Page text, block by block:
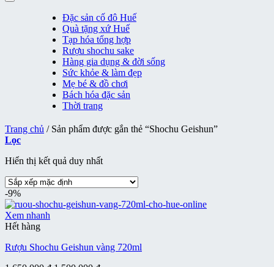
Đặc sản cố đô Huế
Quà tặng xứ Huế
Tạp hóa tổng hợp
Rượu shochu sake
Hàng gia dụng & đời sống
Sức khỏe & làm đẹp
Mẹ bé & đồ chơi
Bách hóa đặc sản
Thời trang
Trang chủ /Sản phẩm được gắn thẻ “Shochu Geishun”
Lọc
Hiển thị kết quả duy nhất
-9%
Xem nhanh
Hết hàng
Rượu Shochu Geishun vàng 720ml